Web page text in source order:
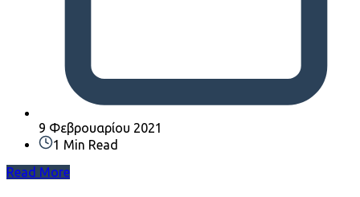
9 Φεβρουαρίου 2021
1 Min Read
Read More